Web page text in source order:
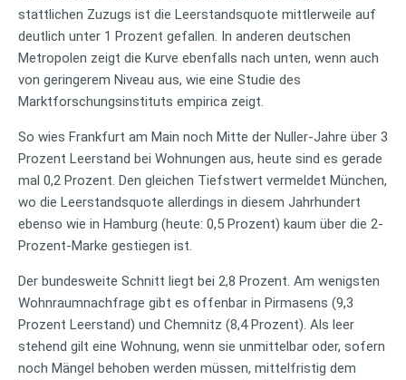
stattlichen Zuzugs ist die Leerstandsquote mittlerweile auf
deutlich unter 1 Prozent gefallen. In anderen deutschen
Metropolen zeigt die Kurve ebenfalls nach unten, wenn auch
von geringerem Niveau aus, wie eine Studie des
Marktforschungsinstituts empirica zeigt.
So wies Frankfurt am Main noch Mitte der Nuller-Jahre über 3
Prozent Leerstand bei Wohnungen aus, heute sind es gerade
mal 0,2 Prozent. Den gleichen Tiefstwert vermeldet München,
wo die Leerstandsquote allerdings in diesem Jahrhundert
ebenso wie in Hamburg (heute: 0,5 Prozent) kaum über die 2-
Prozent-Marke gestiegen ist.
Der bundesweite Schnitt liegt bei 2,8 Prozent. Am wenigsten
Wohnraumnachfrage gibt es offenbar in Pirmasens (9,3
Prozent Leerstand) und Chemnitz (8,4 Prozent). Als leer
stehend gilt eine Wohnung, wenn sie unmittelbar oder, sofern
noch Mängel behoben werden müssen, mittelfristig dem